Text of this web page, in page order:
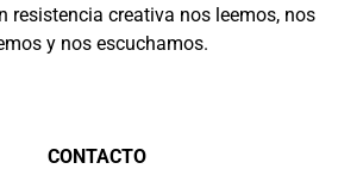
resistencia creativa nos leemos, nos
y nos escuchamos.
CONTACTO